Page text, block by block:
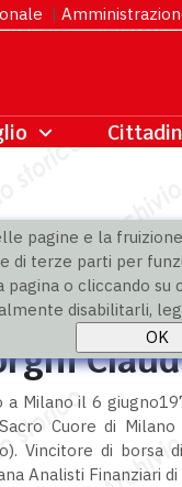
pagine e la
terze parti per
pagina o cliccando
disabilitarli,
|
a Milano il 6
Cuore di
Vincitore di borsa
Analisti Finanziari